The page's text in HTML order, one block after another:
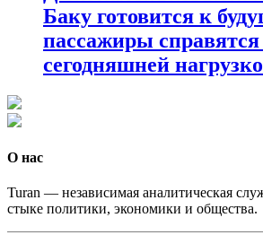
Баку готовится к
пассажиры справятся
сегодняшней
О нас
Turan — независимая аналитическая
стыке политики, экономики и общества.